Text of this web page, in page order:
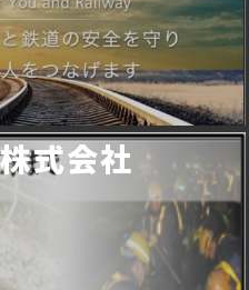
式会社